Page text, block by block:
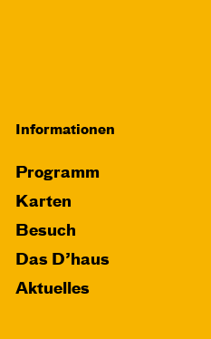
Informationen
Programm
Karten
Besuch
Das D’haus
Aktuelles